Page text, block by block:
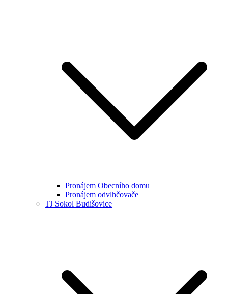
Pronájem Obecního domu
Pronájem odvlhčovače
TJ Sokol Budišovice